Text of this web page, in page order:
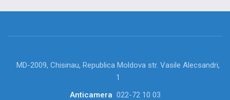
MD-2009, Chisinau, Republica Moldova str. Vasile Alecsandri,
1
Anticamera 022-72 10 03